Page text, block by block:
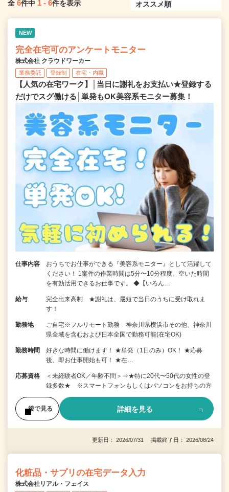
全 6件中 1 - 6件を表示
NEW
完全在宅可のアンケートモニター
株式会社 クラウドワーカー
業務委託 登録制 在宅・内職
【人気の在宅ワーク】│当日に謝礼をお支払い★登録する
だけでスグ働ける│単発もOK美容系モニター募集！
仕事内容
おうちでお仕事ができる『美容系モニター』として活躍して
ください！ 1案件の作業時間は5分〜10分程度。空いた時間
を有効活用できるお仕事です。 ◆【いろん…
給与
完全出来高制 ★謝礼は、最短で当日のうちに受け取れま
す！
勤務地
ご自宅※フルリモート勤務 神奈川県横浜市その他、神奈川
県全域を含むおよび日本全国で勤務可能(在宅OK)
勤務時間
好きな時間に働けます！ ★単発（1日のみ）OK！ ★応募
後、即お仕事開始も可！ ★在…
応募資格
＜未経験者OK／年齢不問＞⇒★特に20代〜50代の女性の登
録多数★ ※スマートフォンもしくはパソコンをお持ちの方
後で見る 詳細を見る
更新日： 2026/07/31 掲載終了日： 2026/08/24
化粧品・サプリの在宅データ入力
株式会社リアル・フェイス